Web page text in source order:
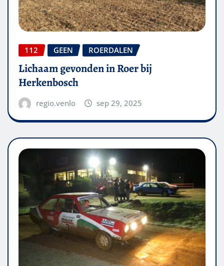
112 GEEN ROERDALEN
Lichaam gevonden in Roer bij
Herkenbosch
regio.venlo sep 29, 2025